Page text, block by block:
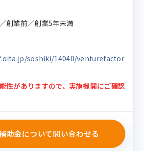
創業前／創業5年未満
soshiki/14040/venturefactor
性がありますので、実施機関にご確認
助金について問い合わせる